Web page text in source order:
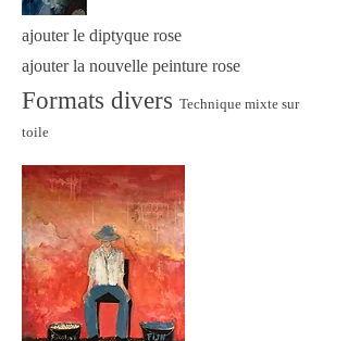
ajouter le diptyque rose
ajouter la nouvelle peinture rose
Formats divers Technique mixte sur
toile